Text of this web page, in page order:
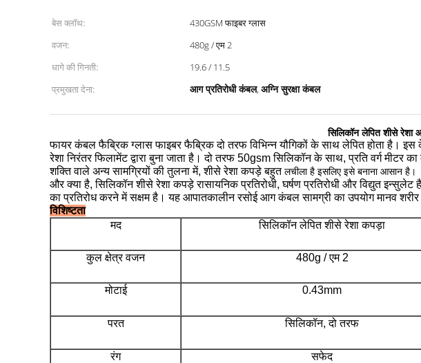
बेस क्लॉथ: 430GSM फाइबर ग्लास
वजन:
480g / एम 2
धागे की गिनती:
19.6 / 11.5
प्रमुखता देना:
आग प्रतिरोधी कंबल, अग्नि सुरक्षा कंबल
सिलिकॉन लेपित शीसे
फायर कंबल फैब्रिक ग्लास फाइबर फैब्रिक दो तरफ विभिन्न यौगिकों के साथ लेपित होता है। इस
रेशा निरंतर फिलामेंट द्वारा बुना जाता है। दो तरफ 50gsm सिलिकॉन के साथ, प्रति वर्ग मीटर
शक्ति वाले अन्य सामग्रियों की तुलना में, शीसे रेशा कपड़े बहुतलचीला है इसलिए इसे बनाना आसान है।
और क्या है, सिलिकॉन शीसे रेशा कपड़े रासायनिक प्रतिरोधी, घर्षण प्रतिरोधी और विद्युत इन्सुलेट
का प्रतिरोध करने में सक्षम है। यह आपातकालीन रसोई आग कंबल सामग्री का उपयोग मानव
विशिष्टता
मद
सिलिकॉन लेपित शीसे रेशा कपड़ा
कुल क्षेत्र वजन 480g / एम 2
मोटाई 0.43mm
परत सिलिकॉन, दो तरफ
रंग सफेद